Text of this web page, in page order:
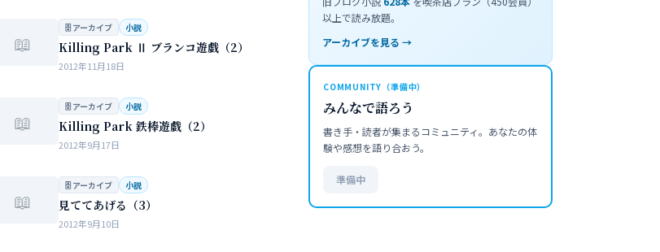
📖
🗄 アーカイブ 小説
Killing Park Ⅱ ブランコ遊戯（2）
2012年11月18日
📖
🗄 アーカイブ 小説
Killing Park 鉄棒遊戯（2）
2012年9月17日
📖
🗄 アーカイブ 小説
見ててあげる（3）
2012年9月10日
以上で読み放題。
アーカイブを見る →
COMMUNITY（準備中）
みんなで語ろう
書き手・読者が集まるコミュニティ。あなたの体
験や感想を語り合おう。
準備中